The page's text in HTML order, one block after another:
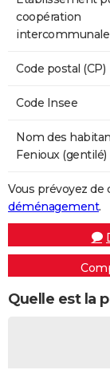
coopération
intercommunale
Code postal (CP)
Code Insee
Nom des
Fenioux (gentilé)
Vous prévoyez de
déménagement.
Quelle est la